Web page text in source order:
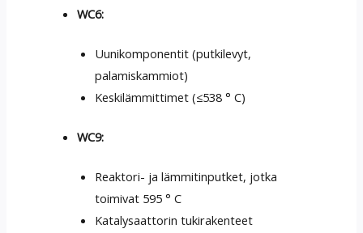
WC6:
Uunikomponentit (putkilevyt,
palamiskammiot)
Keskilämmittimet (≤538 ° C)
WC9:
Reaktori- ja lämmitinputket, jotka
toimivat 595 ° C
Katalysaattorin tukirakenteet